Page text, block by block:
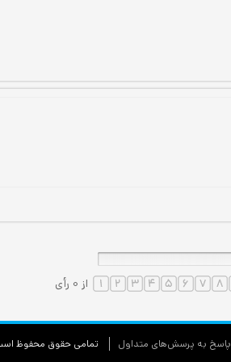
از 0 رأی
پاسخ به پرسش‌های متداول تمامی حقوق محفوظ